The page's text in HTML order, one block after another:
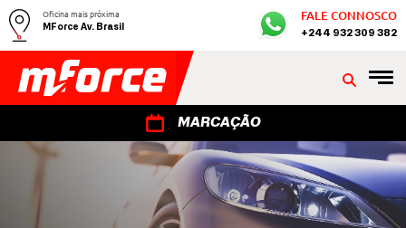
Oficina mais próxima
MForce Av. Brasil
FALE CONNOSCO
+244 932 309 382
MARCAÇÃO